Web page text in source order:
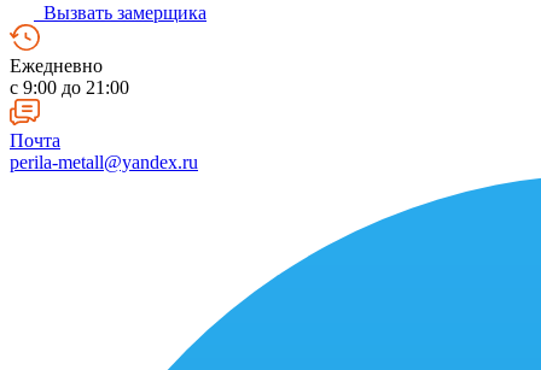
Вызвать замерщика
Ежедневно
c 9:00 до 21:00
Почта
perila-metall@yandex.ru